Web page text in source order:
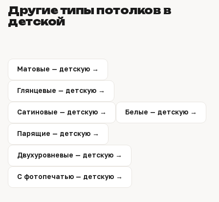
Другие типы потолков в
детской
Матовые — детскую →
Глянцевые — детскую →
Сатиновые — детскую → Белые — детскую →
Парящие — детскую →
Двухуровневые — детскую →
С фотопечатью — детскую →